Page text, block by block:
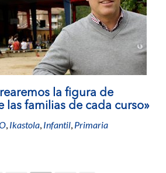
la figura de
las familias de cada curso»
, Ikastola, Infantil, Primaria